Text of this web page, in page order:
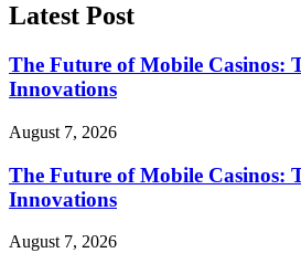
Latest Post
The Future of Mobile Casinos:
Innovations
August 7, 2026
The Future of Mobile Casinos:
Innovations
August 7, 2026